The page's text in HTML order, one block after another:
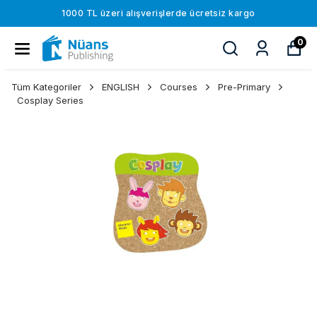
1000 TL üzeri alışverişlerde ücretsiz kargo
0
Tüm Kategoriler ENGLISH Courses
Pre-Primary
Cosplay Series